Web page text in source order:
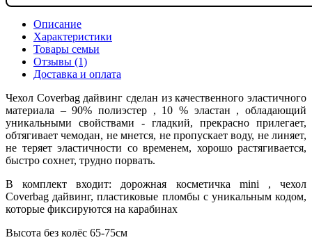
Описание
Характеристики
Товары семьи
Отзывы (1)
Доставка и оплата
Чехол Coverbag дайвинг сделан из качественного эластичного
материала – 90% полиэстер , 10 % эластан , обладающий
уникальными свойствами - гладкий, прекрасно прилегает,
обтягивает чемодан, не мнется, не пропускает воду, не линяет,
не теряет эластичности со временем, хорошо растягивается,
быстро сохнет, трудно порвать.
В комплект входит: дорожная косметичка mini , чехол
Coverbag дайвинг, пластиковые пломбы с уникальным кодом,
которые фиксируются на карабинах
Высота без колёс 65-75см